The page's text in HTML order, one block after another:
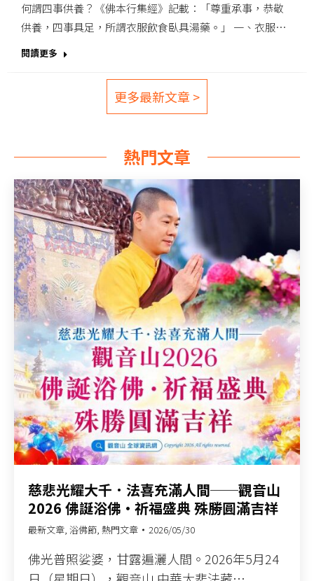
何謂四事供養？《佛本行集經》記載：「尊重承事，恭敬
供養，四事具足，所謂衣服飲食臥具湯藥。」 一、衣服…
閱讀更多
更多最新文章 >
熱門文章
慈悲光耀大千．法喜充滿人間──觀音山
2026 佛誕浴佛•祈福盛典 殊勝圓滿吉祥
最新文章, 浴佛節, 熱門文章 2026/05/30
佛光普照娑婆，甘露遍灑人間。2026年5月24